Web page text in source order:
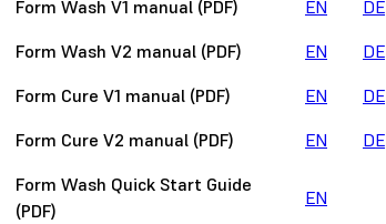
Form Wash V1 manual (PDF) EN DE
Form Wash V2 manual (PDF)
EN DE
Form Cure V1 manual (PDF)
EN DE
Form Cure V2 manual (PDF)
EN DE
Form Wash Quick Start Guide
(PDF)
EN